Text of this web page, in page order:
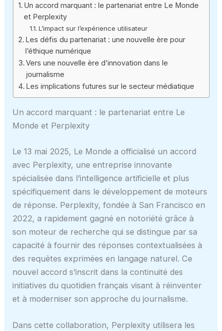
Un accord marquant : le partenariat entre Le Monde
et Perplexity
L’impact sur l’expérience utilisateur
Les défis du partenariat : une nouvelle ère pour
l’éthique numérique
Vers une nouvelle ère d’innovation dans le
journalisme
Les implications futures sur le secteur médiatique
Un accord marquant : le partenariat entre Le
Monde et Perplexity
Le 13 mai 2025, Le Monde a officialisé un accord
avec Perplexity, une entreprise innovante
spécialisée dans l’intelligence artificielle et plus
spécifiquement dans le développement de moteurs
de réponse. Perplexity, fondée à San Francisco en
2022, a rapidement gagné en notoriété grâce à
son moteur de recherche qui se distingue par sa
capacité à fournir des réponses contextualisées à
des requêtes exprimées en langage naturel. Ce
nouvel accord s’inscrit dans la continuité des
initiatives du quotidien français visant à réinventer
et à moderniser son approche du journalisme.
Dans cette collaboration, Perplexity utilisera les